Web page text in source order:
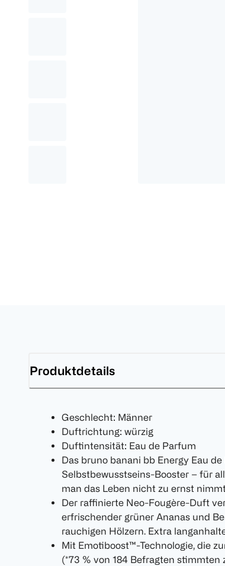
Produktdetails
Geschlecht: Männer
Duftrichtung: würzig
Duftintensität: Eau de Parfum
Das bruno banani bb Energy Eau
Selbstbewusstseins-Booster – für
man das Leben nicht zu ernst
Der raffinierte Neo-Fougère-Duft
erfrischender grüner Ananas und
rauchigen Hölzern. Extra
Mit Emotiboost™-Technologie, die
(*73 % von 184 Befragten